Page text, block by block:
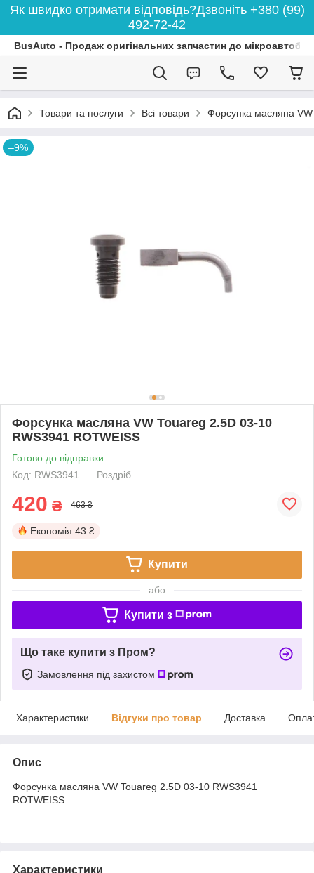
Як швидко отримати відповідь?Дзвоніть +380 (99)
492-72-42
BusAuto - Продаж оригінальних запчастин до
Товари та послуги Всі товари Форсунка масляна
–9%
Форсунка масляна VW Touareg 2.5D 03-10
RWS3941 ROTWEISS
Готово до відправки
Код: RWS3941
Роздріб
420 ₴ 463 ₴
Економія 43 ₴
Купити
або
Купити з
Що таке купити з Пром?
Замовлення під захистом
Характеристики Відгуки про товар Доставка
Опис
Форсунка масляна VW Touareg 2.5D 03-10 RWS3941
ROTWEISS
Характеристики